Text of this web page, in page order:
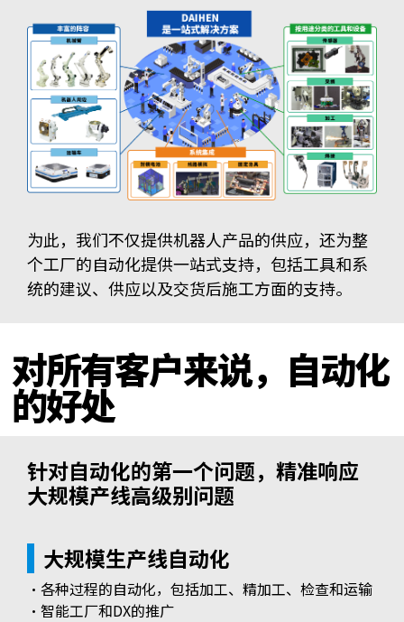
为此，我们不仅提供机器人产品的供应，还为整
个工厂的自动化提供一站式支持，包括工具和系
统的建议、供应以及交货后施工方面的支持。
对所有客户来说，自动化
的好处
针对自动化的第一个问题，精准响应
大规模产线高级别问题
大规模生产线自动化
・各种过程的自动化，包括加工、精加工、检查和运输
・智能工厂和DX的推广